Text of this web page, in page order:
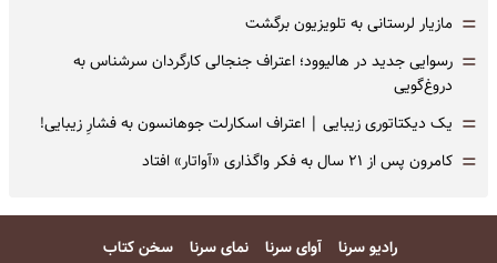
= مازیار لرستانی به تلویزیون برگشت
= رسوایی جدید در هالیوود؛ اعتراف جنجالی کارگردان سرشناس به
دروغ‌گویی
= یک دیکتاتوری زیبایی | اعتراف اسکارلت جوهانسون به فشارِ زیبایی!
= کامرون پس از ۲۱ سال به فکر واگذاری «آواتار» افتاد
رادیو سرنا آوای سرنا نمای سرنا سخن کتاب